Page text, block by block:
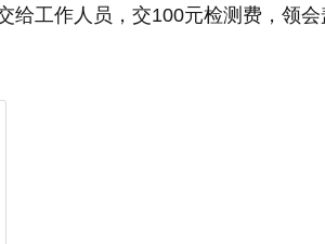
给工作人员，交100元检测费，领会